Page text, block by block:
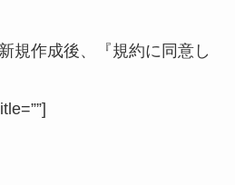
規作成後、『規約に同意し